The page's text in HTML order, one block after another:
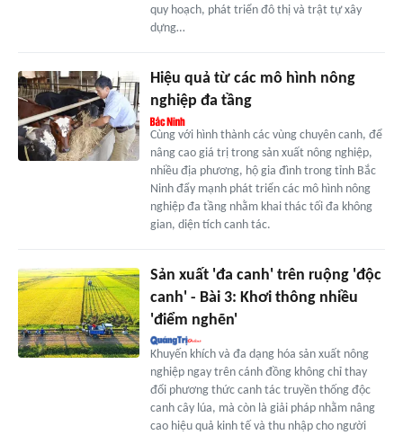
quy hoạch, phát triển đô thị và trật tự xây
dựng…
Hiệu quả từ các mô hình nông
nghiệp đa tầng
Cùng với hình thành các vùng chuyên canh, để
nâng cao giá trị trong sản xuất nông nghiệp,
nhiều địa phương, hộ gia đình trong tỉnh Bắc
Ninh đẩy mạnh phát triển các mô hình nông
nghiệp đa tầng nhằm khai thác tối đa không
gian, diện tích canh tác.
Sản xuất 'đa canh' trên ruộng 'độc
canh' - Bài 3: Khơi thông nhiều
'điểm nghẽn'
Khuyến khích và đa dạng hóa sản xuất nông
nghiệp ngay trên cánh đồng không chỉ thay
đổi phương thức canh tác truyền thống độc
canh cây lúa, mà còn là giải pháp nhằm nâng
cao hiệu quả kinh tế và thu nhập cho người